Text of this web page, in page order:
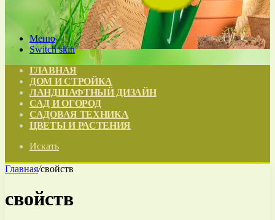
Меню
Switch skin
ГЛАВНАЯ
ДОМ И СТРОЙКА
ЛАНДШАФТНЫЙ ДИЗАЙН
САД И ОГОРОД
САДОВАЯ ТЕХНИКА
ЦВЕТЫ И РАСТЕНИЯ
Искать
Главная/свойств
свойств